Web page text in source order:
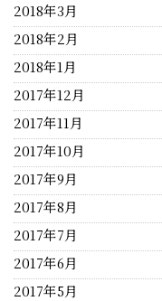
2018年3月
2018年2月
2018年1月
2017年12月
2017年11月
2017年10月
2017年9月
2017年8月
2017年7月
2017年6月
2017年5月